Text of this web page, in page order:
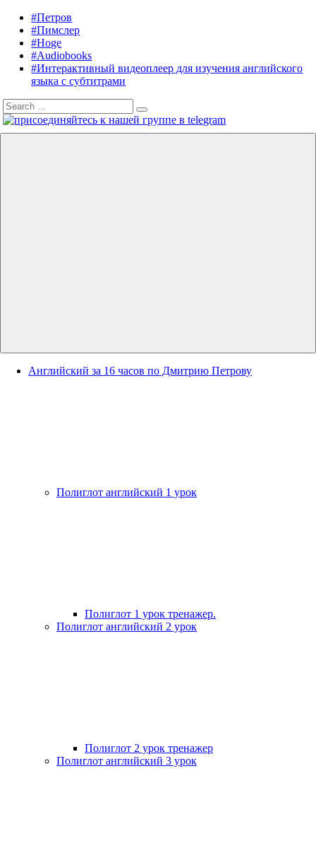
content
Listening
English
Audiobooks
English,
Petrov
English
#Петров
#Пимслер
#Hoge
#Audiobooks
#Интерактивный видеоплеер для изучения английского
языка с субтитрами
Search
for:
Search
Английский за 16 часов по Дмитрию Петрову
Полиглот английский 1 урок
Полиглот 1 урок тренажер.
Полиглот английский 2 урок
Полиглот 2 урок тренажер
Полиглот английский 3 урок